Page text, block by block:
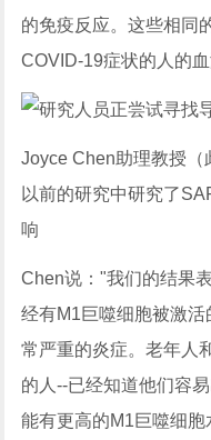
的免疫反应。这些相同
COVID-19症状的人的血
Joyce Chen助理教授
以前的研究中研究了
响
Chen说："我们的结果
经有M1巨噬细胞被激
常严重的炎症。老年人
的人--已经知道他们容
能有更高的M1巨噬细胞